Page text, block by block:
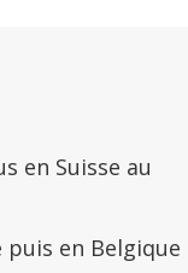
en Suisse au
en Belgique